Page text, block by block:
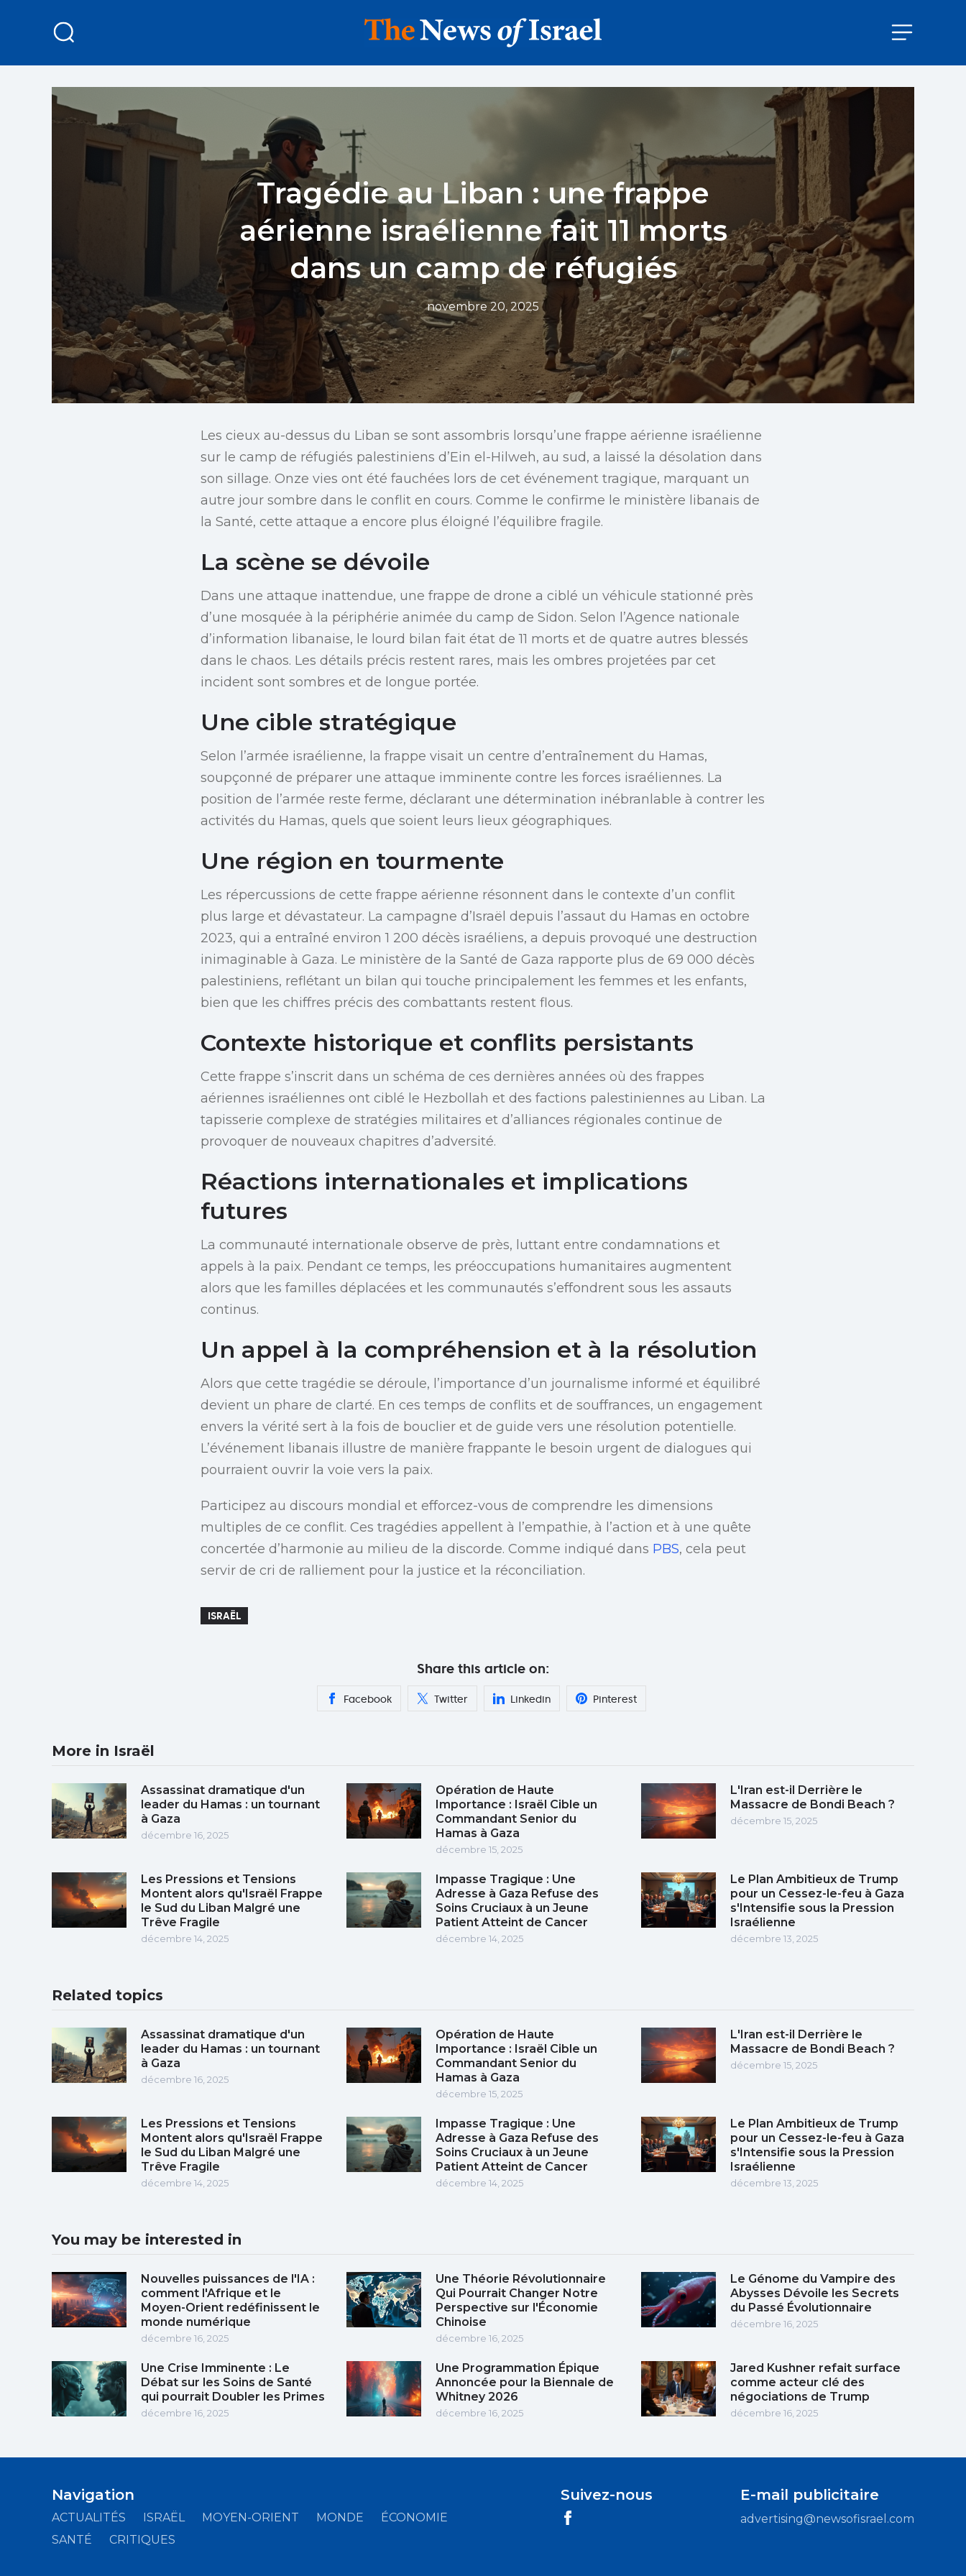
Tragédie au Liban : une frappe
aérienne israélienne fait 11 morts
dans un camp de réfugiés
novembre 20, 2025
Les cieux au-dessus du Liban se sont assombris lorsqu’une frappe aérienne israélienne
sur le camp de réfugiés palestiniens d’Ein el-Hilweh, au sud, a laissé la désolation dans
son sillage. Onze vies ont été fauchées lors de cet événement tragique, marquant un
autre jour sombre dans le conflit en cours. Comme le confirme le ministère libanais de
la Santé, cette attaque a encore plus éloigné l’équilibre fragile.
La scène se dévoile
Dans une attaque inattendue, une frappe de drone a ciblé un véhicule stationné près
d’une mosquée à la périphérie animée du camp de Sidon. Selon l’Agence nationale
d’information libanaise, le lourd bilan fait état de 11 morts et de quatre autres blessés
dans le chaos. Les détails précis restent rares, mais les ombres projetées par cet
incident sont sombres et de longue portée.
Une cible stratégique
Selon l’armée israélienne, la frappe visait un centre d’entraînement du Hamas,
soupçonné de préparer une attaque imminente contre les forces israéliennes. La
position de l’armée reste ferme, déclarant une détermination inébranlable à contrer les
activités du Hamas, quels que soient leurs lieux géographiques.
Une région en tourmente
Les répercussions de cette frappe aérienne résonnent dans le contexte d’un conflit
plus large et dévastateur. La campagne d’Israël depuis l’assaut du Hamas en octobre
2023, qui a entraîné environ 1 200 décès israéliens, a depuis provoqué une destruction
inimaginable à Gaza. Le ministère de la Santé de Gaza rapporte plus de 69 000 décès
palestiniens, reflétant un bilan qui touche principalement les femmes et les enfants,
bien que les chiffres précis des combattants restent flous.
Contexte historique et conflits persistants
Cette frappe s’inscrit dans un schéma de ces dernières années où des frappes
aériennes israéliennes ont ciblé le Hezbollah et des factions palestiniennes au Liban. La
tapisserie complexe de stratégies militaires et d’alliances régionales continue de
provoquer de nouveaux chapitres d’adversité.
Réactions internationales et implications
futures
La communauté internationale observe de près, luttant entre condamnations et
appels à la paix. Pendant ce temps, les préoccupations humanitaires augmentent
alors que les familles déplacées et les communautés s’effondrent sous les assauts
continus.
Un appel à la compréhension et à la résolution
Alors que cette tragédie se déroule, l’importance d’un journalisme informé et équilibré
devient un phare de clarté. En ces temps de conflits et de souffrances, un engagement
envers la vérité sert à la fois de bouclier et de guide vers une résolution potentielle.
L’événement libanais illustre de manière frappante le besoin urgent de dialogues qui
pourraient ouvrir la voie vers la paix.
Participez au discours mondial et efforcez-vous de comprendre les dimensions
multiples de ce conflit. Ces tragédies appellent à l’empathie, à l’action et à une quête
concertée d’harmonie au milieu de la discorde. Comme indiqué dans PBS, cela peut
servir de cri de ralliement pour la justice et la réconciliation.
ISRAËL
Share this article on:
Facebook Twitter Linkedin Pinterest
More in Israël
Assassinat dramatique d'un
leader du Hamas : un tournant
à Gaza
décembre 16, 2025
Opération de Haute
Importance : Israël Cible un
Commandant Senior du
Hamas à Gaza
décembre 15, 2025
L'Iran est-il Derrière le
Massacre de Bondi Beach ?
décembre 15, 2025
Les Pressions et Tensions
Montent alors qu'Israël Frappe
le Sud du Liban Malgré une
Trêve Fragile
décembre 14, 2025
Impasse Tragique : Une
Adresse à Gaza Refuse des
Soins Cruciaux à un Jeune
Patient Atteint de Cancer
décembre 14, 2025
Le Plan Ambitieux de Trump
pour un Cessez-le-feu à Gaza
s'Intensifie sous la Pression
Israélienne
décembre 13, 2025
Related topics
Assassinat dramatique d'un
leader du Hamas : un tournant
à Gaza
décembre 16, 2025
Opération de Haute
Importance : Israël Cible un
Commandant Senior du
Hamas à Gaza
décembre 15, 2025
L'Iran est-il Derrière le
Massacre de Bondi Beach ?
décembre 15, 2025
Les Pressions et Tensions
Montent alors qu'Israël Frappe
le Sud du Liban Malgré une
Trêve Fragile
décembre 14, 2025
Impasse Tragique : Une
Adresse à Gaza Refuse des
Soins Cruciaux à un Jeune
Patient Atteint de Cancer
décembre 14, 2025
Le Plan Ambitieux de Trump
pour un Cessez-le-feu à Gaza
s'Intensifie sous la Pression
Israélienne
décembre 13, 2025
You may be interested in
Nouvelles puissances de l'IA :
comment l'Afrique et le
Moyen-Orient redéfinissent le
monde numérique
décembre 16, 2025
Une Théorie Révolutionnaire
Qui Pourrait Changer Notre
Perspective sur l'Économie
Chinoise
décembre 16, 2025
Le Génome du Vampire des
Abysses Dévoile les Secrets
du Passé Évolutionnaire
décembre 16, 2025
Une Crise Imminente : Le
Débat sur les Soins de Santé
qui pourrait Doubler les Primes
décembre 16, 2025
Une Programmation Épique
Annoncée pour la Biennale de
Whitney 2026
décembre 16, 2025
Jared Kushner refait surface
comme acteur clé des
négociations de Trump
décembre 16, 2025
Navigation
ACTUALITÉS ISRAËL MOYEN-ORIENT MONDE
ÉCONOMIE
SANTÉ
CRITIQUES
Suivez-nous E-mail publicitaire
advertising@newsofisrael.com